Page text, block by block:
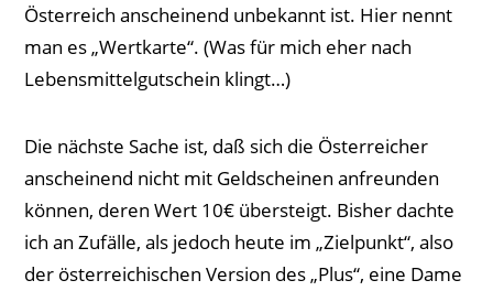
Österreich anscheinend unbekannt ist. Hier nennt
man es „Wertkarte“. (Was für mich eher nach
Lebensmittelgutschein klingt…)
Die nächste Sache ist, daß sich die Österreicher
anscheinend nicht mit Geldscheinen anfreunden
können, deren Wert 10€ übersteigt. Bisher dachte
ich an Zufälle, als jedoch heute im „Zielpunkt“, also
der österreichischen Version des „Plus“, eine Dame